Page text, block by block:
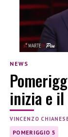
NEWS
inizia e
VINCENZO
POMERIGGIO 5